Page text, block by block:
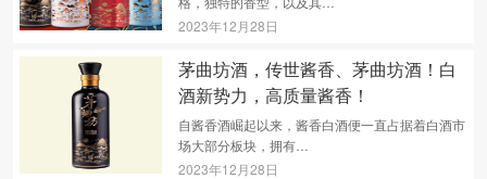
2023年12月28日
茅曲坊酒，传世酱香、茅曲坊酒！白
酒新势力，高质量酱香！
自酱香酒崛起以来，酱香白酒便一直占据着白酒市
场大部分板块，拥有…
2023年12月28日